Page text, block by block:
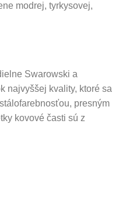
modrej, tyrkysovej,
Swarowski a
najvyššej kvality, ktoré sa
presným
kovové časti sú z